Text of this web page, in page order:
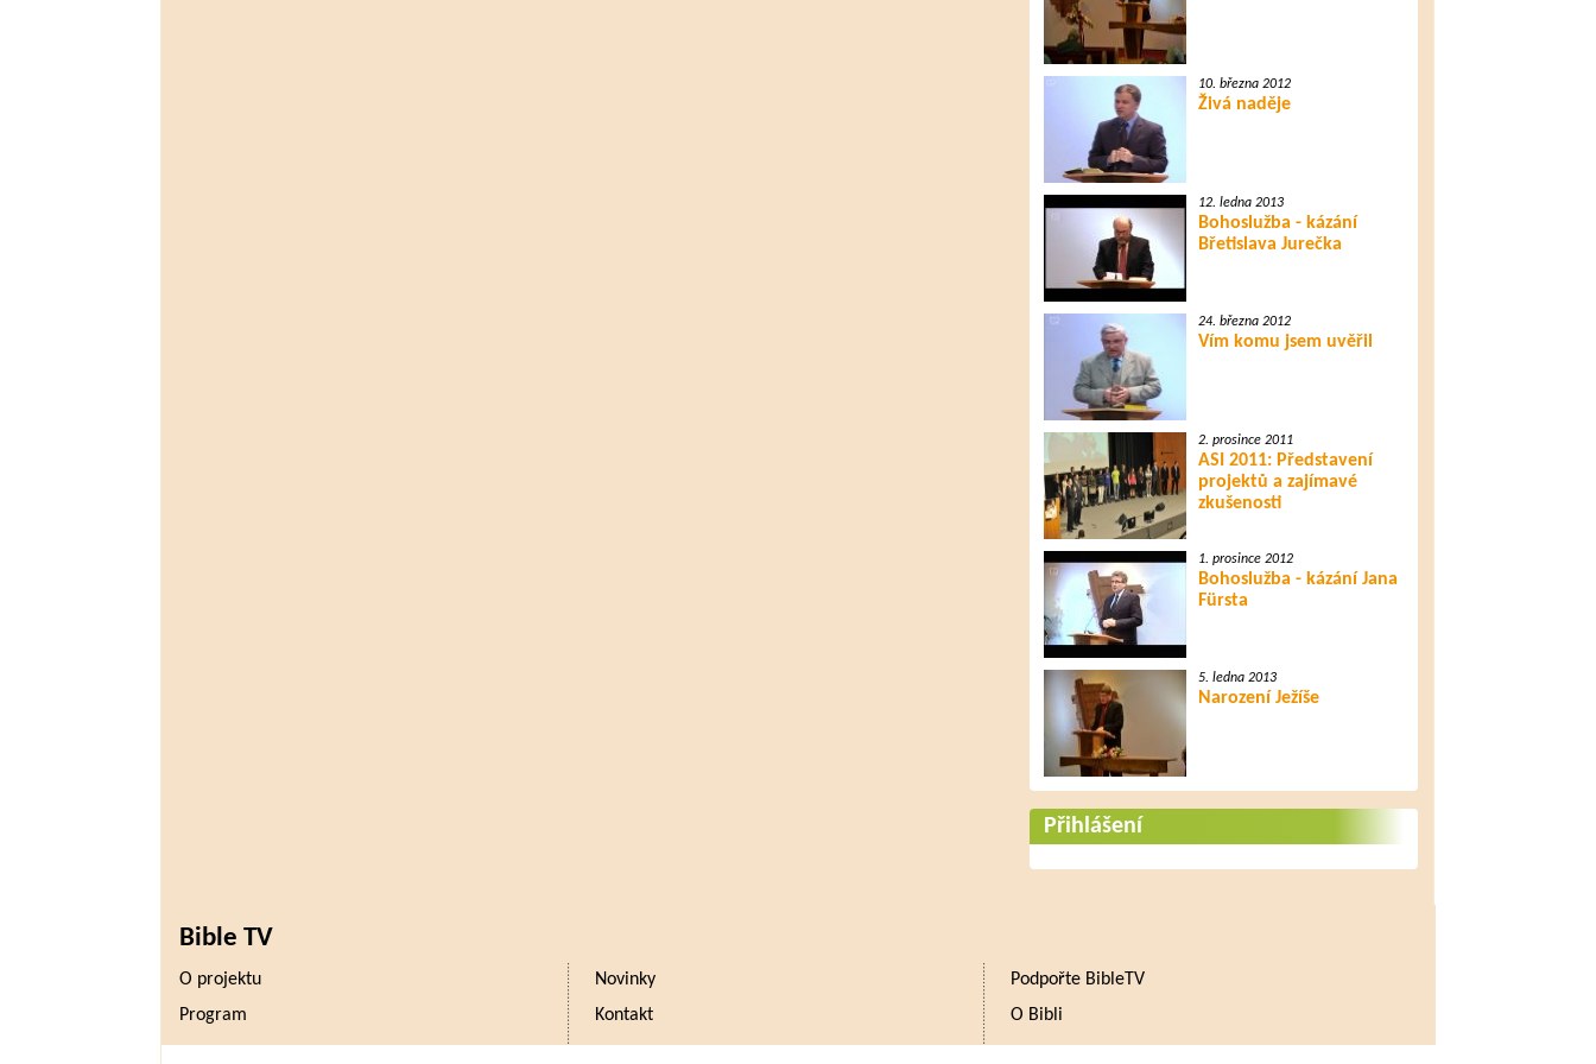
10. března 2012
Živá naděje
12. ledna 2013
Bohoslužba - kázání
Břetislava Jurečka
24. března 2012
Vím komu jsem uvěřil
2. prosince 2011
ASI 2011: Představení
projektů a zajímavé
zkušenosti
1. prosince 2012
Bohoslužba - kázání Jana
Fürsta
5. ledna 2013
Narození Ježíše
Přihlášení
Bible TV
O projektu Novinky
Podpořte BibleTV
Program
Kontakt O Bibli